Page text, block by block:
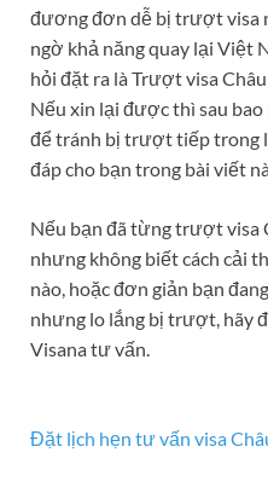
đương đơn dễ bị trượt visa
ngờ khả năng quay lại Việt
hỏi đặt ra là Trượt visa
Nếu xin lại được thì sau bao
để tránh bị trượt tiếp trong
đáp cho bạn trong bài viết
Nếu bạn đã từng trượt visa
nhưng không biết cách cải
nào, hoặc đơn giản bạn
nhưng lo lắng bị trượt, hãy
Visana tư vấn.
Đặt lịch hẹn tư vấn visa